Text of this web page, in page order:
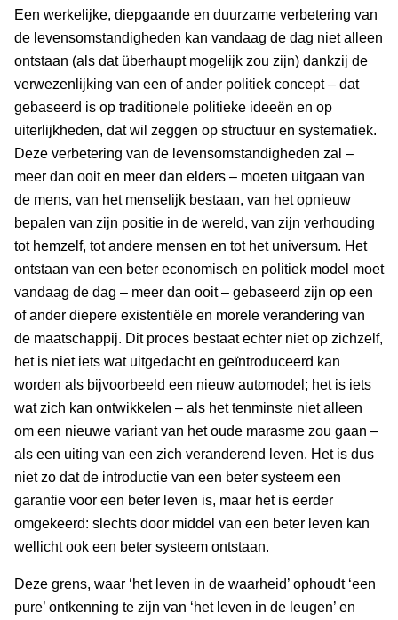
Een werkelijke, diepgaande en duurzame verbetering van
de levensomstandigheden kan vandaag de dag niet alleen
ontstaan (als dat überhaupt mogelijk zou zijn) dankzij de
verwezenlijking van een of ander politiek concept – dat
gebaseerd is op traditionele politieke ideeën en op
uiterlijkheden, dat wil zeggen op structuur en systematiek.
Deze verbetering van de levensomstandigheden zal –
meer dan ooit en meer dan elders – moeten uitgaan van
de mens, van het menselijk bestaan, van het opnieuw
bepalen van zijn positie in de wereld, van zijn verhouding
tot hemzelf, tot andere mensen en tot het universum. Het
ontstaan van een beter economisch en politiek model moet
vandaag de dag – meer dan ooit – gebaseerd zijn op een
of ander diepere existentiële en morele verandering van
de maatschappij. Dit proces bestaat echter niet op zichzelf,
het is niet iets wat uitgedacht en geïntroduceerd kan
worden als bijvoorbeeld een nieuw automodel; het is iets
wat zich kan ontwikkelen – als het tenminste niet alleen
om een nieuwe variant van het oude marasme zou gaan –
als een uiting van een zich veranderend leven. Het is dus
niet zo dat de introductie van een beter systeem een
garantie voor een beter leven is, maar het is eerder
omgekeerd: slechts door middel van een beter leven kan
wellicht ook een beter systeem ontstaan.
Deze grens, waar ‘het leven in de waarheid’ ophoudt ‘een
pure’ ontkenning te zijn van ‘het leven in de leugen’ en